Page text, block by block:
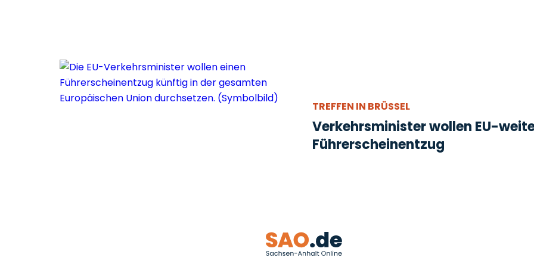
TREFFEN IN BRÜSSEL
Verkehrsminister wollen EU-
Führerscheinentzug